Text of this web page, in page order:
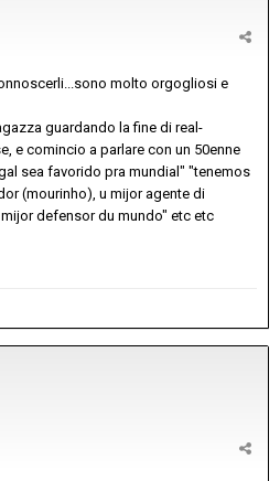
molto orgogliosi e
guardando la fine di real-
e comincio a parlare con un 50enne
sea favorido pra mundial" "tenemos
(mourinho), u mijor agente di
defensor du mundo" etc etc